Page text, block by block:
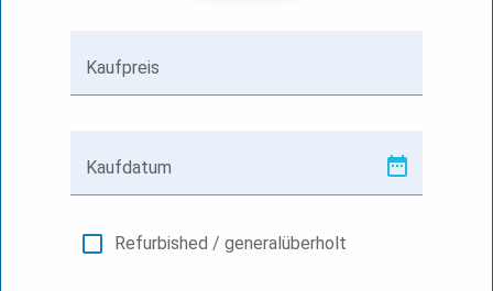
Kaufpreis
Kaufdatum
Refurbished / generalüberholt